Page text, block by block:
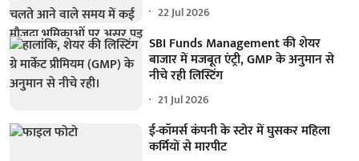
22 Jul 2026
SBI Funds Management की शेयर
बाजार में मजबूत एंट्री, GMP के अनुमान से
नीचे रही लिस्टिंग
21 Jul 2026
ई-कॉमर्स कंपनी के स्टोर में घुसकर महिला
कर्मियों से मारपीट